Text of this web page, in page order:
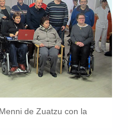
de Zuatzu con la